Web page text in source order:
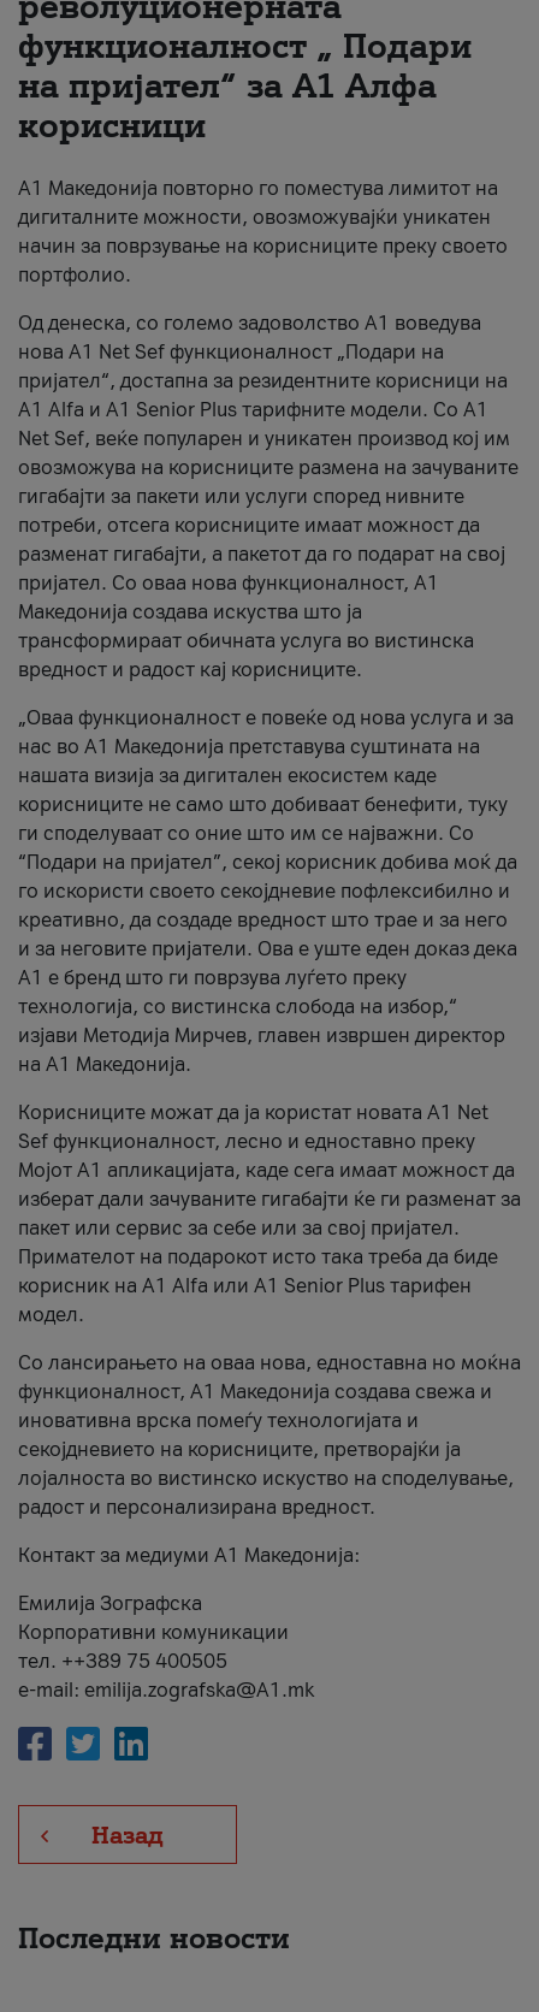
За нас
#ПодобарОнлајн
функционалност „ Подари
на пријател“ за А1 Алфа
корисници
А1 Македонија повторно го поместува лимитот на
дигиталните можности, овозможувајќи уникатен
начин за поврзување на корисниците преку своето
портфолио.
Од денеска, со големо задоволство А1 воведува
нова A1 Net Sef функционалност „Подари на
пријател“, достапна за резидентните корисници на
А1 Alfa и A1 Senior Plus тарифните модели. Со A1
Net Sef, веќе популарен и уникатен производ кој им
овозможува на корисниците размена на зачуваните
гигабајти за пакети или услуги според нивните
потреби, отсега корисниците имаат можност да
разменат гигабајти, а пакетот да го подарат на свој
пријател. Со оваа нова функционалност, А1
Македонија создава искуства што ја
трансформираат обичната услуга во вистинска
вредност и радост кај корисниците.
„Оваа функционалност е повеќе од нова услуга и за
нас во А1 Македонија претставува суштината на
нашата визија за дигитален екосистем каде
корисниците не само што добиваат бенефити, туку
ги споделуваат со оние што им се најважни. Со
“Подари на пријател”, секој корисник добива моќ да
го искористи своето секојдневие пофлексибилно и
креативно, да создаде вредност што трае и за него
и за неговите пријатели. Ова е уште еден доказ дека
А1 е бренд што ги поврзува луѓето преку
технологија, со вистинска слобода на избор,“
изјави Методија Мирчев, главен извршен директор
на А1 Македонија.
Корисниците можат да ја користат новата А1 Net
Sef функционалност, лесно и едноставно преку
Мојот А1 апликацијата, каде сега имаат можност да
изберат дали зачуваните гигабајти ќе ги разменат за
пакет или сервис за себе или за свој пријател.
Примателот на подарокот исто така треба да биде
корисник на А1 Alfa или A1 Senior Plus тарифен
модел.
Со лансирањето на оваа нова, едноставна но моќна
функционалност, А1 Македонија создава свежа и
иновативна врска помеѓу технологијата и
секојдневието на корисниците, претворајќи ја
лојалноста во вистинско искуство на споделување,
радост и персонализирана вредност.
Контакт за медиуми А1 Македонија:
Емилија Зографска
Корпоративни комуникации
тел. ++389 75 400505
e-mail: emilija.zografska@A1.mk
Назад
Последни новости